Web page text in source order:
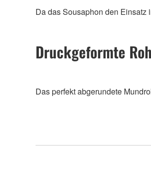
Da das Sousaphon den Einsatz
Druckgeformte
Das perfekt abgerundete